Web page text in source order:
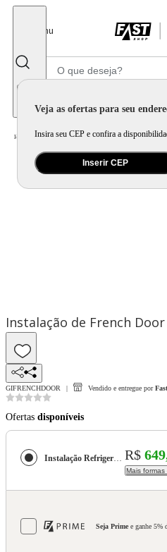
Menu
Veja as ofertas para seu
Insira seu CEP e confira a
Inserir CEP
Home Serviços / Operacional / Instalação / Instalação
Instalação de French Door
GIFRENCHDOOR Vendido e entregue por
Ofertas disponíveis
Instalação Refrigerador Frenchdoor R$
Mais
Seja Prime e ganhe 5%